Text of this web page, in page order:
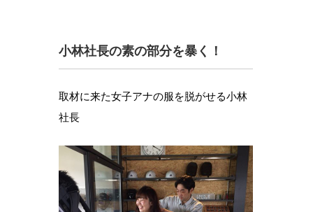
小林社長の素の部分を暴く！
取材に来た女子アナの服を脱がせる小林
社長